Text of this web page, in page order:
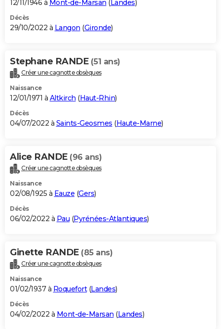
12/11/1946 à Mont-de-Marsan ( Landes)
Décès
29/10/2022 à Langon (Gironde)
Stephane RANDE (51 ans)
Créer une cagnotte obsèques
Naissance
12/01/1971 à Altkirch (Haut-Rhin)
Décès
04/07/2022 à Saints-Geosmes (Haute-Marne)
Alice RANDE (96 ans)
Créer une cagnotte obsèques
Naissance
02/08/1925 à Eauze (Gers)
Décès
06/02/2022 à Pau (Pyrénées-Atlantiques)
Ginette RANDE (85 ans)
Créer une cagnotte obsèques
Naissance
01/02/1937 à Roquefort(Landes)
Décès
04/02/2022 à Mont-de-Marsan (Landes)